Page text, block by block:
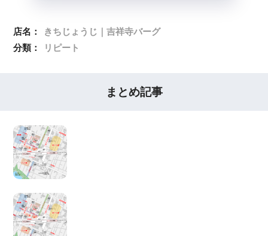
店名：
きちじょうじ｜吉祥寺バーグ
分類：
リピート
まとめ記事